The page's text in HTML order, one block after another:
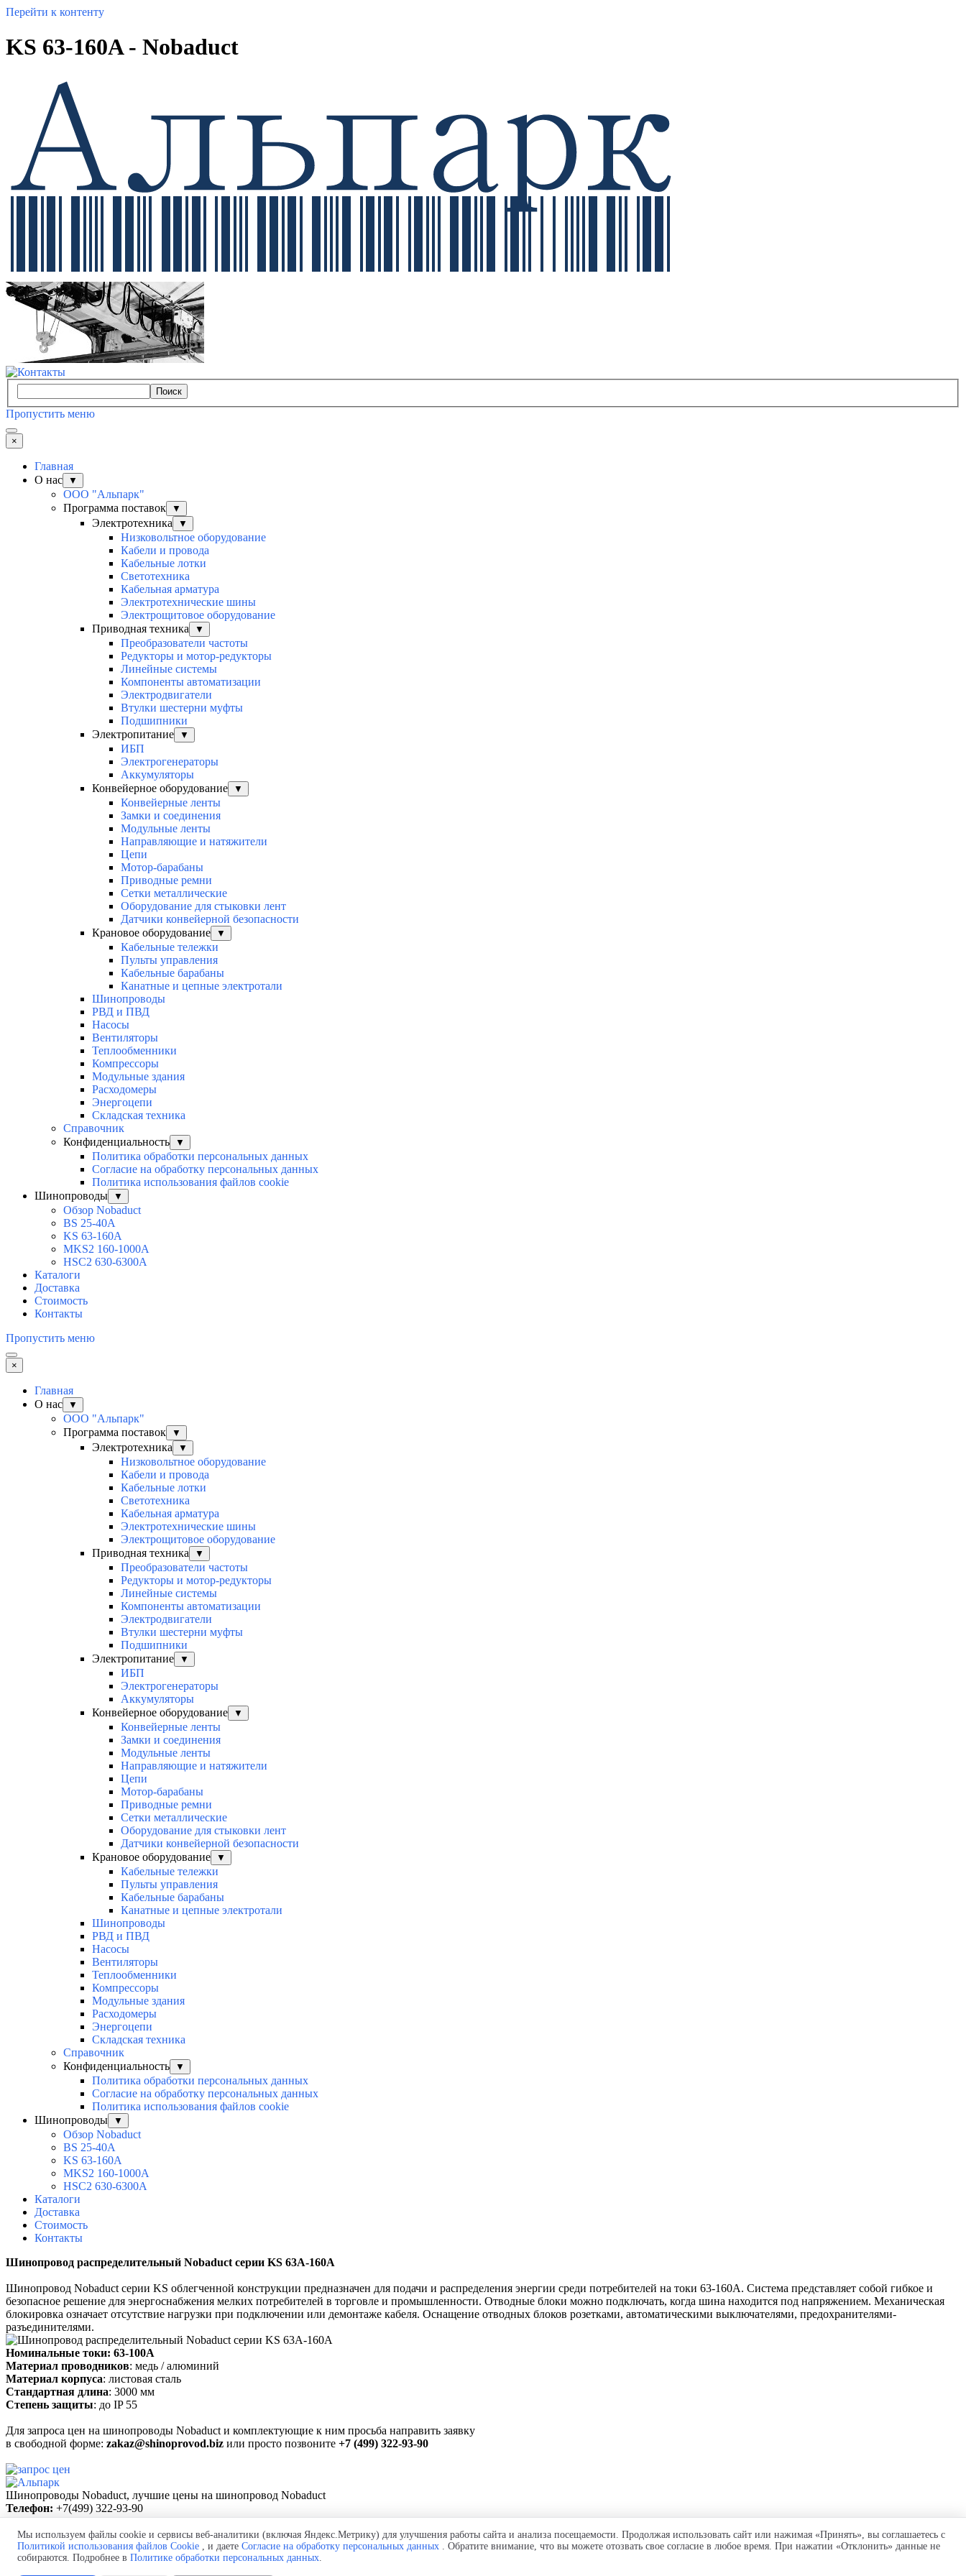
Перейти к контенту
KS 63-160A - Nobaduct
Поиск
Пропустить меню
×
Главная
О нас
▼
ООО "Альпарк"
Программа поставок
▼
Электротехника ▼
Низковольтное оборудование
Кабели и провода
Кабельные лотки
Светотехника
Кабельная арматура
Электротехнические шины
Электрощитовое оборудование
Приводная техника
▼
Преобразователи частоты
Редукторы и мотор-редукторы
Линейные системы
Компоненты автоматизации
Электродвигатели
Втулки шестерни муфты
Подшипники
Электропитание
▼
ИБП
Электрогенераторы
Аккумуляторы
Конвейерное оборудование
▼
Конвейерные ленты
Замки и соединения
Модульные ленты
Направляющие и натяжители
Цепи
Мотор-барабаны
Приводные ремни
Сетки металлические
Оборудование для стыковки лент
Датчики конвейерной безопасности
Крановое оборудование
▼
Кабельные тележки
Пульты управления
Кабельные барабаны
Канатные и цепные электротали
Шинопроводы
РВД и ПВД
Насосы
Вентиляторы
Теплообменники
Компрессоры
Модульные здания
Расходомеры
Энергоцепи
Складская техника
Справочник
Конфиденциальность
▼
Политика обработки персональных данных
Согласие на обработку персональных данных
Политика использования файлов cookie
Шинопроводы
▼
Обзор Nobaduct
BS 25-40A
KS 63-160A
MKS2 160-1000A
HSC2 630-6300A
Каталоги
Доставка
Стоимость
Контакты
Пропустить меню
×
Главная
О нас
▼
ООО "Альпарк"
Программа поставок
▼
Электротехника ▼
Низковольтное оборудование
Кабели и провода
Кабельные лотки
Светотехника
Кабельная арматура
Электротехнические шины
Электрощитовое оборудование
Приводная техника
▼
Преобразователи частоты
Редукторы и мотор-редукторы
Линейные системы
Компоненты автоматизации
Электродвигатели
Втулки шестерни муфты
Подшипники
Электропитание
▼
ИБП
Электрогенераторы
Аккумуляторы
Конвейерное оборудование
▼
Конвейерные ленты
Замки и соединения
Модульные ленты
Направляющие и натяжители
Цепи
Мотор-барабаны
Приводные ремни
Сетки металлические
Оборудование для стыковки лент
Датчики конвейерной безопасности
Крановое оборудование
▼
Кабельные тележки
Пульты управления
Кабельные барабаны
Канатные и цепные электротали
Шинопроводы
РВД и ПВД
Насосы
Вентиляторы
Теплообменники
Компрессоры
Модульные здания
Расходомеры
Энергоцепи
Складская техника
Справочник
Конфиденциальность
▼
Политика обработки персональных данных
Согласие на обработку персональных данных
Политика использования файлов cookie
Шинопроводы
▼
Обзор Nobaduct
BS 25-40A
KS 63-160A
MKS2 160-1000A
HSC2 630-6300A
Каталоги
Доставка
Стоимость
Контакты
Шинопровод распределительный Nobaduct серии KS 63А-160А
Шинопровод Nobaduct серии KS облегченной конструкции предназначен для подачи и распределения энергии среди потребителей на токи 63-160А. Система представляет собой гибкое и
безопасное решение для энергоснабжения мелких потребителей в торговле и промышленности. Отводные блоки можно подключать, когда шина находится под напряжением. Механическая
блокировка означает отсутствие нагрузки при подключении или демонтаже кабеля. Оснащение отводных блоков розетками, автоматическими выключателями, предохранителями-
разъединителями.
Номинальные токи: 63-100А
Материал проводников: медь / алюминий
Материал корпуса: листовая сталь
Стандартная длина: 3000 мм
Степень защиты: до IP 55
Для запроса цен на шинопроводы Nobaduct и комплектующие к ним просьба направить заявку
в свободной форме: zakaz@shinoprovod.biz или просто позвоните +7 (499) 322-93-90
Шинопроводы Nobaduct, лучшие цены на шинопровод Nobaduct
Телефон: +7(499) 322-93-90
для звонков из Казахстана: +7 (717) 269-69-54
Почта: mail@shinoprovod.biz
Политика обработки персональных данных
Согласие на обработку персональных данных
Политика использования файлов cookie
Мы используем файлы cookie и сервисы веб-аналитики (включая Яндекс.Метрику) для улучшения работы сайта и анализа посещаемости. Продолжая использовать сайт или нажимая «Принять», вы соглашаетесь с
Политикой использования файлов Cookie , и даете Согласие на обработку персональных данных . Обратите внимание, что вы можете отозвать свое согласие в любое время. При нажатии «Отклонить» данные не
собираются. Подробнее в Политике обработки персональных данных.